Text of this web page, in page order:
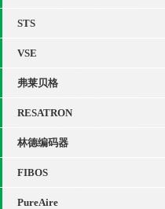
STS
VSE
弗莱贝格
RESATRON
林德编码器
FIBOS
PureAire